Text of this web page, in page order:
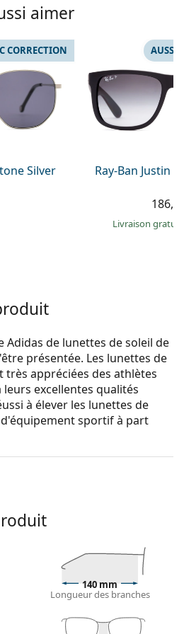
hors ligne
aimer
Silver
CORRECTION
Ray-Ban Justin
AUSSI
Livraison
Adidas de lunettes de soleil de
présentée. Les lunettes de
très appréciées des athlètes
excellentes qualités
à élever les lunettes de
sportif à part
A425 00 6070sont des
monture s'accorde
noirs ou blonds clairs.
carrées
sont un choix
ayant une forme de visage
de soleil est fabriquée en
qualité, ce qui offre une grande
140 mm
Longueur des branches